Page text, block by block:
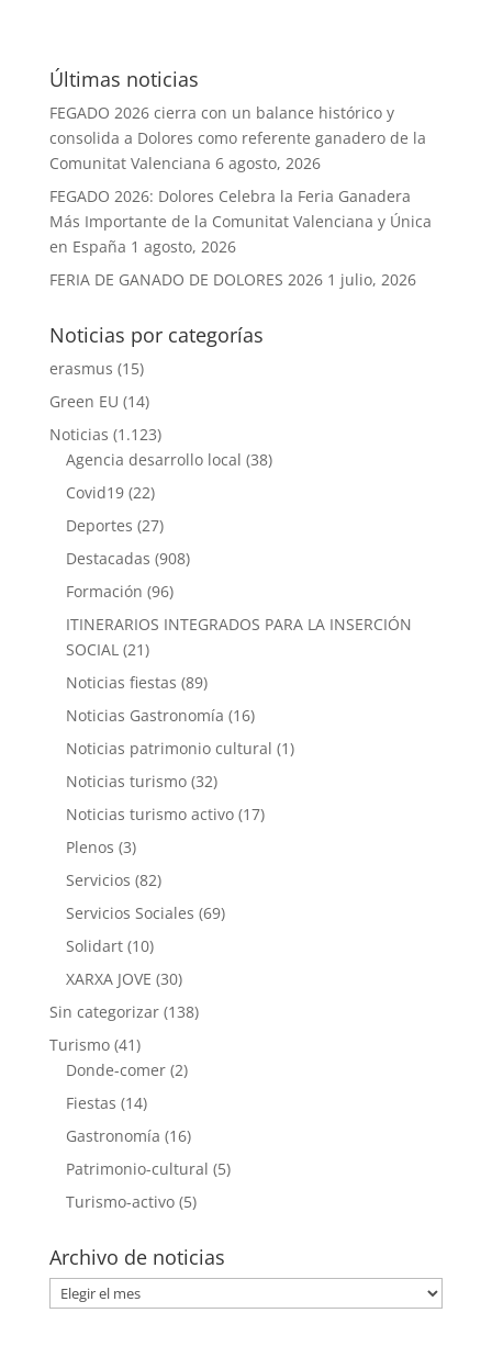
Últimas noticias
FEGADO 2026 cierra con un balance histórico y
consolida a Dolores como referente ganadero de la
Comunitat Valenciana 6 agosto, 2026
FEGADO 2026: Dolores Celebra la Feria Ganadera
Más Importante de la Comunitat Valenciana y Única
en España 1 agosto, 2026
FERIA DE GANADO DE DOLORES 2026 1 julio, 2026
Noticias por categorías
erasmus (15)
Green EU (14)
Noticias (1.123)
Agencia desarrollo local (38)
Covid19(22)
Deportes (27)
Destacadas (908)
Formación (96)
ITINERARIOS INTEGRADOS PARA LA INSERCIÓN
SOCIAL (21)
Noticias fiestas (89)
Noticias Gastronomía (16)
Noticias patrimonio cultural (1)
Noticias turismo(32)
Noticias turismo activo(17)
Plenos (3)
Servicios (82)
Servicios Sociales (69)
Solidart(10)
XARXA JOVE (30)
Sin categorizar(138)
Turismo(41)
Donde-comer(2)
Fiestas (14)
Gastronomía (16)
Patrimonio-cultural (5)
Turismo-activo(5)
Archivo de noticias
Archivo
de